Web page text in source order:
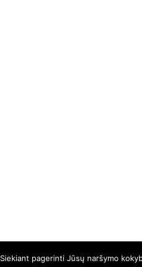
Siekiant pagerinti Jūsų naršymo